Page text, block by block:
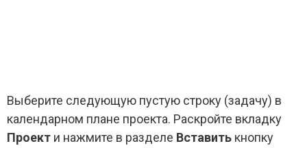
Выберите следующую пустую строку (задачу) в
календарном плане проекта. Раскройте вкладку
Проект и нажмите в разделе Вставить кнопку